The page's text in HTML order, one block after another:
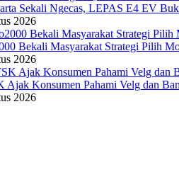
Sekali Ngecas, LEPAS E4 EV
2026
Bekali Masyarakat Strategi Pilih
2026
Ajak Konsumen Pahami Velg dan
2026